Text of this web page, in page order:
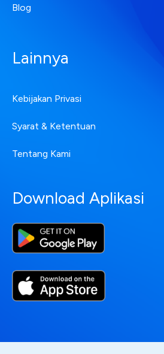
Blog
Lainnya
Kebijakan Privasi
Syarat & Ketentuan
Tentang Kami
Download Aplikasi